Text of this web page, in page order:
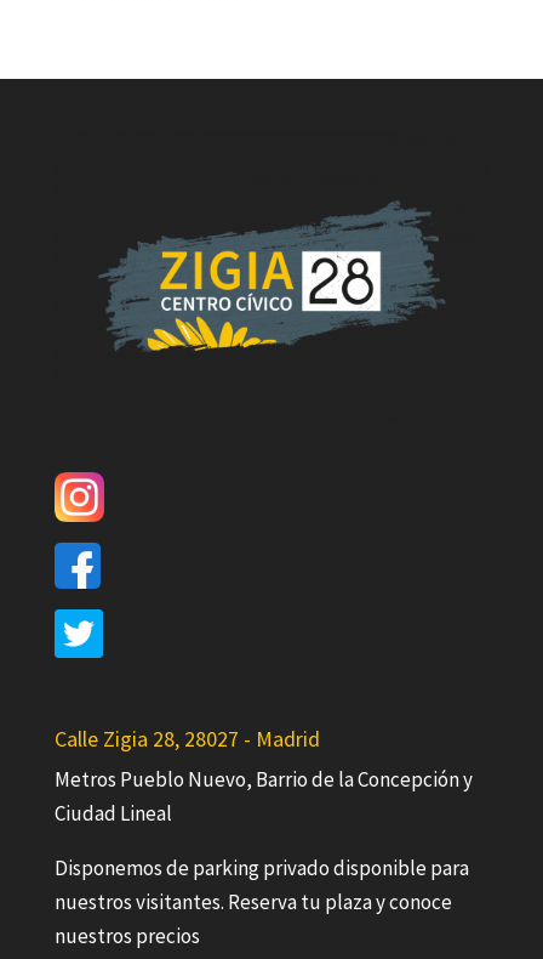
Calle Zigia 28, 28027 - Madrid
Metros Pueblo Nuevo, Barrio de la Concepción y
Ciudad Lineal
Disponemos de parking privado disponible para
nuestros visitantes. Reserva tu plaza y conoce
nuestros precios